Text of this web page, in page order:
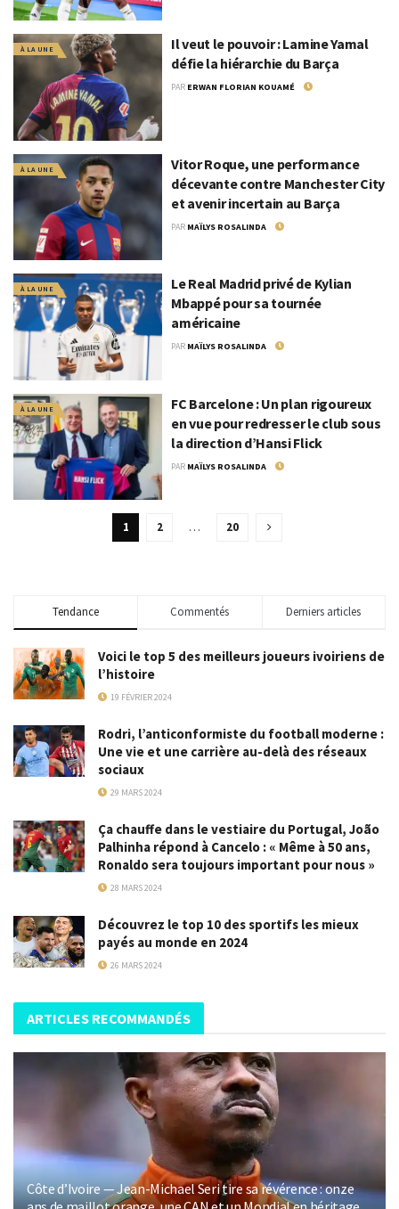
À LA UNE
Il veut le pouvoir : Lamine Yamal
défie la hiérarchie du Barça
PAR ERWAN FLORIAN KOUAMÉ
À LA UNE
Vitor Roque, une performance
décevante contre Manchester City
et avenir incertain au Barça
PAR MAÏLYS ROSALINDA
À LA UNE
Le Real Madrid privé de Kylian
Mbappé pour sa tournée
américaine
PAR MAÏLYS ROSALINDA
À LA UNE
FC Barcelone : Un plan rigoureux
en vue pour redresser le club sous
la direction d’Hansi Flick
PAR MAÏLYS ROSALINDA
1 2 … 20
Tendance Commentés Derniers articles
Voici le top 5 des meilleurs joueurs ivoiriens de
l’histoire
19 FÉVRIER 2024
Rodri, l’anticonformiste du football moderne :
Une vie et une carrière au-delà des réseaux
sociaux
29 MARS 2024
Ça chauffe dans le vestiaire du Portugal, João
Palhinha répond à Cancelo : « Même à 50 ans,
Ronaldo sera toujours important pour nous »
28 MARS 2024
Découvrez le top 10 des sportifs les mieux
payés au monde en 2024
26 MARS 2024
ARTICLES RECOMMANDÉS
Côte d’Ivoire — Jean-Michael Seri tire sa révérence : onze